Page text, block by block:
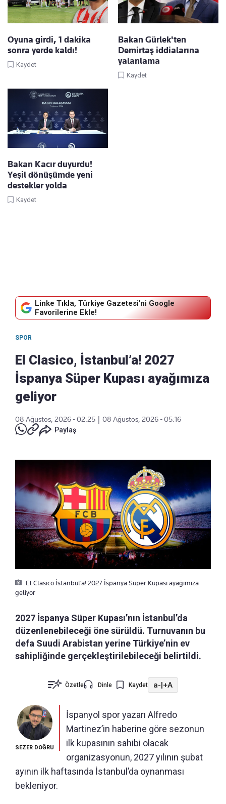
Oyuna girdi, 1 dakika
sonra yerde kaldı!
Kaydet
Bakan Gürlek'ten
Demirtaş iddialarına
yalanlama
Kaydet
Bakan Kacır duyurdu!
Yeşil dönüşümde yeni
destekler yolda
Kaydet
Linke Tıkla, Türkiye Gazetesi'ni Google
Favorilerine Ekle!
SPOR
El Clasico, İstanbul’a! 2027
İspanya Süper Kupası ayağımıza
geliyor
08 Ağustos, 2026 - 02:25
08 Ağustos, 2026 - 05:16
Paylaş
El Clasico İstanbul’a! 2027 İspanya Süper Kupası ayağımıza
geliyor
2027 İspanya Süper Kupası’nın İstanbul’da
düzenlenebileceği öne sürüldü. Turnuvanın bu
defa Suudi Arabistan yerine Türkiye’nin ev
sahipliğinde gerçekleştirilebileceği belirtildi.
Özetle Dinle Kaydet a-|+A
SEZER DOĞRU
İspanyol spor yazarı Alfredo
Martinez’in haberine göre sezonun
ilk kupasının sahibi olacak
organizasyonun, 2027 yılının şubat
ayının ilk haftasında İstanbul’da oynanması
bekleniyor.